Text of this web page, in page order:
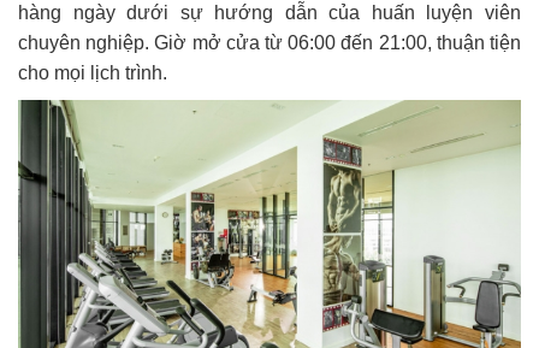
hàng ngày dưới sự hướng dẫn của huấn luyện viên
chuyên nghiệp. Giờ mở cửa từ 06:00 đến 21:00, thuận tiện
cho mọi lịch trình.